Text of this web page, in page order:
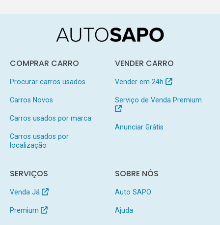
COMPRAR CARRO
Procurar carros usados
Carros Novos
Carros usados por marca
Carros usados por
localização
VENDER CARRO
Vender em 24h
Serviço de Venda Premium
Anunciar Grátis
SERVIÇOS
Venda Já
Premium
SOBRE NÓS
Auto SAPO
Ajuda